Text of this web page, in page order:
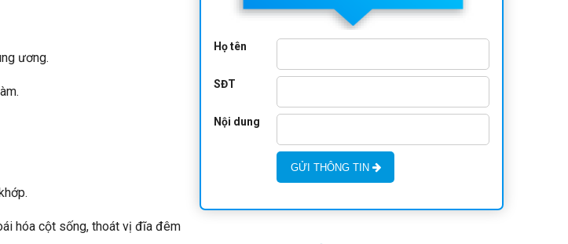
ương.
hóa cột sống, thoát vị đĩa đêm
Họ tên
SĐT
Nội dung
GỬI THÔNG TIN